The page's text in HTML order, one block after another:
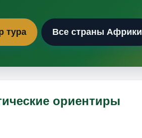
тура Все страны Африки
ориентиры